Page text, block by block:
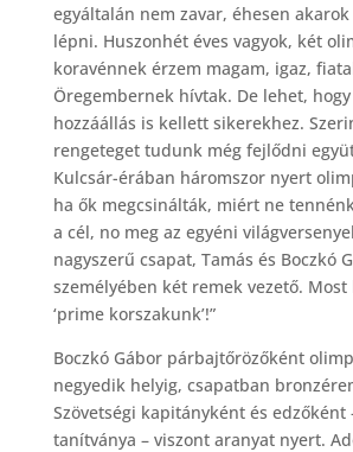
egyáltalán nem zavar, éhesen
lépni. Huszonhét éves vagyok, két
koravénnek érzem magam, igaz,
Öregembernek hívtak. De lehet,
hozzáállás is kellett sikerekhez.
rengeteget tudunk még fejlődni
Kulcsár-érában háromszor nyert
ha ők megcsinálták, miért ne
a cél, no meg az egyéni
nagyszerű csapat, Tamás és Boczkó
személyében két remek vezető. Most
‘prime korszakunk’!”
Boczkó Gábor párbajtőrözőként
negyedik helyig, csapatban
Szövetségi kapitányként és edzőként
tanítványa – viszont aranyat nyert.